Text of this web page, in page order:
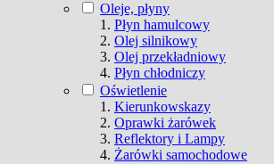
Oleje, płyny
Płyn hamulcowy
Olej silnikowy
Olej przekładniowy
Płyn chłodniczy
Oświetlenie
Kierunkowskazy
Oprawki żarówek
Reflektory i Lampy
Żarówki samochodowe